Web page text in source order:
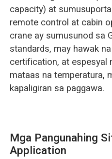
capacity) at
remote control at cabin
crane ay sumusunod sa
standards, may hawak
certification, at espesyal
mataas na temperatura,
kapaligiran sa paggawa.
Mga Pangunahing
Application